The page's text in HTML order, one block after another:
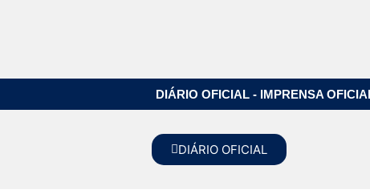
DIÁRIO OFICIAL - IMPRENSA
DIÁRIO OFICIAL